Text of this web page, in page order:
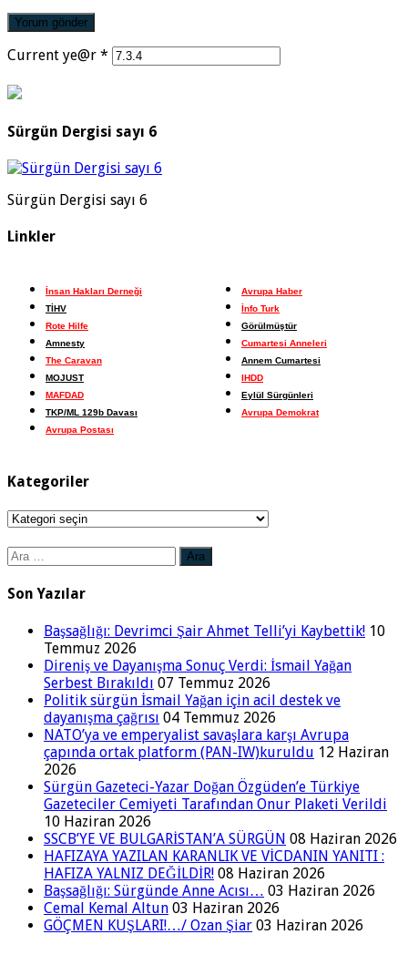
Current ye@r *
Sürgün Dergisi sayı 6
Sürgün Dergisi sayı 6
Linkler
İnsan Hakları Derneği
TİHV
Rote Hilfe
Amnesty
The Caravan
MOJUST
MAFDAD
TKP/ML 129b Davası
Avrupa Postası
Avrupa Haber
İnfo Turk
Görülmüştür
Cumartesi Anneleri
Annem Cumartesi
IHDD
Eylül Sürgünleri
Avrupa Demokrat
Kategoriler
Kategoriler
Arama:
Son Yazılar
Başsağlığı: Devrimci Şair Ahmet Telli’yi Kaybettik! 10
Temmuz 2026
Direniş ve Dayanışma Sonuç Verdi: İsmail Yağan
Serbest Bırakıldı 07 Temmuz 2026
Politik sürgün İsmail Yağan için acil destek ve
dayanışma çağrısı 04 Temmuz 2026
NATO’ya ve emperyalist savaşlara karşı Avrupa
çapında ortak platform (PAN-IW)kuruldu 12 Haziran
2026
Sürgün Gazeteci-Yazar Doğan Özgüden’e Türkiye
Gazeteciler Cemiyeti Tarafından Onur Plaketi Verildi
10 Haziran 2026
SSCB’YE VE BULGARİSTAN’A SÜRGÜN 08 Haziran 2026
HAFIZAYA YAZILAN KARANLIK VE VİCDANIN YANITI :
HAFIZA YALNIZ DEĞİLDİR! 08 Haziran 2026
Başsağlığı: Sürgünde Anne Acısı… 03 Haziran 2026
Cemal Kemal Altun 03 Haziran 2026
GÖÇMEN KUŞLARI!…/ Ozan Şiar 03 Haziran 2026